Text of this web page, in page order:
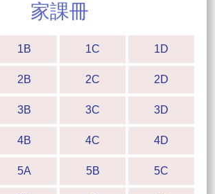
家課冊
1B 1C 1D
2B 2C 2D
3B 3C 3D
4B 4C 4D
5A 5B 5C